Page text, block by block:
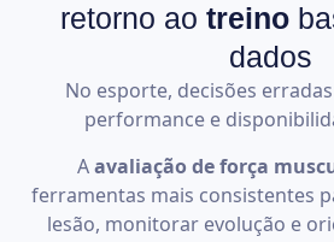
retorno ao treino
dados
No esporte, decisões
performance e
Aavaliação de força
ferramentas mais consistentes
lesão, monitorar evolução e